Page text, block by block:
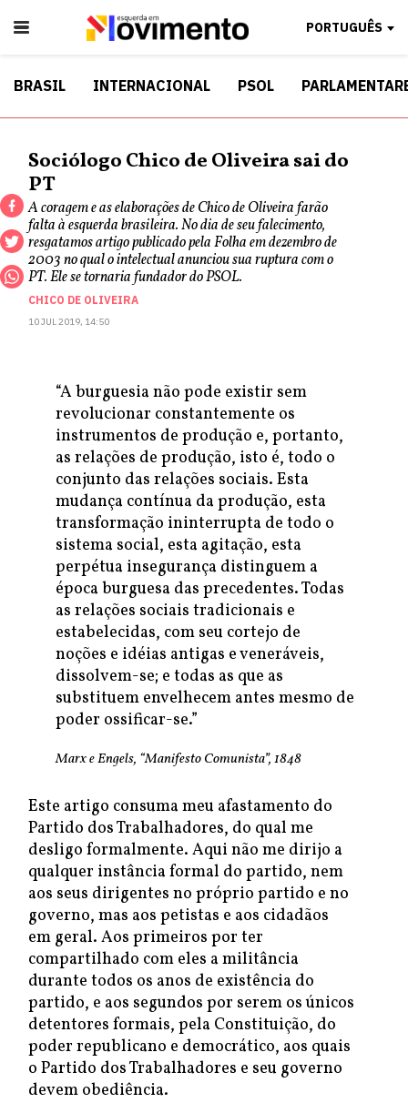
PORTUGUÊS
BRASIL INTERNACIONAL PSOL
Sociólogo Chico de Oliveira sai do
PT
A coragem e as elaborações de Chico de Oliveira farão
falta à esquerda brasileira. No dia de seu falecimento,
resgatamos artigo publicado pela Folha em dezembro de
2003 no qual o intelectual anunciou sua ruptura com o
PT. Ele se tornaria fundador do PSOL.
CHICO DE OLIVEIRA
10 JUL 2019, 14:50
“A burguesia não pode existir sem
revolucionar constantemente os
instrumentos de produção e, portanto,
as relações de produção, isto é, todo o
conjunto das relações sociais. Esta
mudança contínua da produção, esta
transformação ininterrupta de todo o
sistema social, esta agitação, esta
perpétua insegurança distinguem a
época burguesa das precedentes. Todas
as relações sociais tradicionais e
estabelecidas, com seu cortejo de
noções e idéias antigas e veneráveis,
dissolvem-se; e todas as que as
substituem envelhecem antes mesmo de
poder ossificar-se.”
Marx e Engels, “Manifesto Comunista”, 1848
Este artigo consuma meu afastamento do
Partido dos Trabalhadores, do qual me
desligo formalmente. Aqui não me dirijo a
qualquer instância formal do partido, nem
aos seus dirigentes no próprio partido e no
governo, mas aos petistas e aos cidadãos
em geral. Aos primeiros por ter
compartilhado com eles a militância
durante todos os anos de existência do
partido, e aos segundos por serem os únicos
detentores formais, pela Constituição, do
poder republicano e democrático, aos quais
o Partido dos Trabalhadores e seu governo
devem obediência.